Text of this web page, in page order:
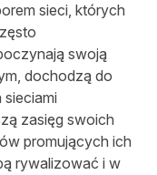
sieci, których
swoją
dochodzą do
sieciami
zasięg swoich
promujących ich
rywalizować i w